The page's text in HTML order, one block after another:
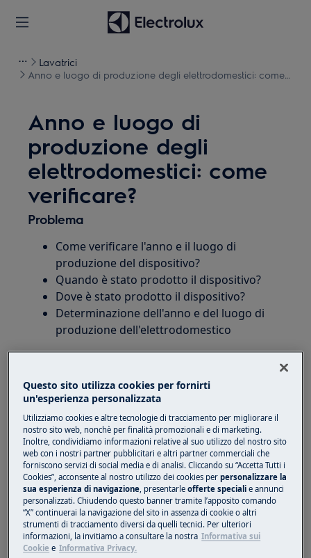
Lavatrici
Anno e luogo di produzione degli elettrodomestici: come
Anno e luogo di
produzione degli
elettrodomestici: come
verificare?
Problema
Come verificare l'anno e il luogo di
produzione del dispositivo?
Quando è stato prodotto il dispositivo?
Dove è stato prodotto il dispositivo?
Determinazione dell'anno e del luogo di
produzione dell'elettrodomestico
elettrodomestici prodotti dal Gruppo
Electrolux
Soluzione
Per determinare l'anno e il luogo di produzione
avremo bisogno dei dati riportati sulla targhetta
dell'apparecchio.
Esempio di targhetta con luogo di produzione,
numero di modello, numero di prodotto (PNC) e
Questo sito utilizza cookies per fornirti
un'esperienza personalizzata
Utilizziamo cookies e altre tecnologie di tracciamento per migliorare il
nostro sito web, nonchè per finalità promozionali e di marketing.
Inoltre, condividiamo informazioni relative al suo utilizzo del nostro sito
web con i nostri partner pubblicitari e altri partner commerciali che
forniscono servizi di social media e di analisi. Cliccando su “Accetta Tutti i
Cookies”, acconsente al nostro utilizzo dei cookies perpersonalizzare la
sua esperienza di navigazione , presentarleofferte speciali e annunci
personalizzati. Chiudendo questo banner tramite l’apposito comando
“X” continuerai la navigazione del sito in assenza di cookie o altri
strumenti di tracciamento diversi da quelli tecnici. Per ulteriori
informazioni, la invitiamo a consultare la nostra Informativa sui
Cookie e Informativa Privacy.